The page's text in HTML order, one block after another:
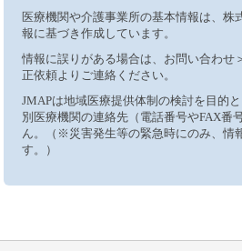
医療機関や介護事業所の基本情報は、株
報に基づき作成しています。
情報に誤りがある場合は、お問い合わせ
正依頼よりご連絡ください。
JMAPは地域医療提供体制の検討を目的
別医療機関の連絡先（電話番号やFAX番
ん。（※災害発生等の緊急時にのみ、情
す。）